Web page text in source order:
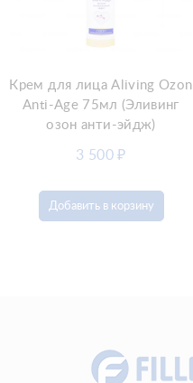
Добавить в корзину
Крем для лица Aliving Ozon
Anti-Age 75мл (Эливинг
озон анти-эйдж)
3 500₽